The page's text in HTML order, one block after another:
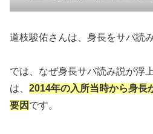
道枝駿佑さんは、身長をサバ読
では、なぜ身長サバ読み説が浮
は、 2014年の入所当時から身長
要因 です。